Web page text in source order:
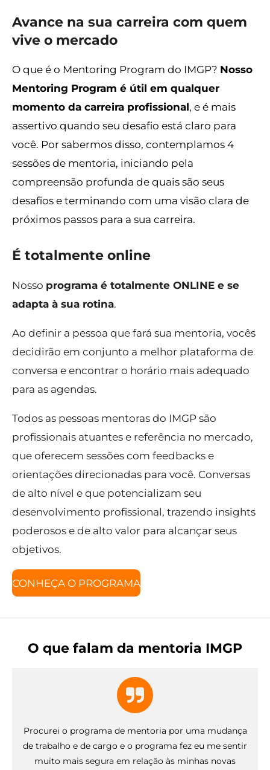
Avance na sua carreira com quem
vive o mercado
O que é o Mentoring Program do IMGP? Nosso
Mentoring Program é útil em qualquer
momento da carreira profissional, e é mais
assertivo quando seu desafio está claro para
você. Por sabermos disso, contemplamos 4
sessões de mentoria, iniciando pela
compreensão profunda de quais são seus
desafios e terminando com uma visão clara de
próximos passos para a sua carreira.
É totalmente online
Nosso programa é totalmente ONLINE e se
adapta à sua rotina.
Ao definir a pessoa que fará sua mentoria, vocês
decidirão em conjunto a melhor plataforma de
conversa e encontrar o horário mais adequado
para as agendas.
Todos as pessoas mentoras do IMGP são
profissionais atuantese referência no mercado,
que oferecem sessões com feedbacks e
orientações direcionadas para você. Conversas
de alto nível e que potencializam seu
desenvolvimento profissional, trazendo insights
poderosos e de alto valor para alcançar seus
objetivos.
CONHEÇA O PROGRAMA
O que falam da mentoria IMGP
Procurei o programa de mentoria por uma mudança
de trabalho e de cargo e o programa fez eu me sentir
muito mais segura em relação às minhas novas